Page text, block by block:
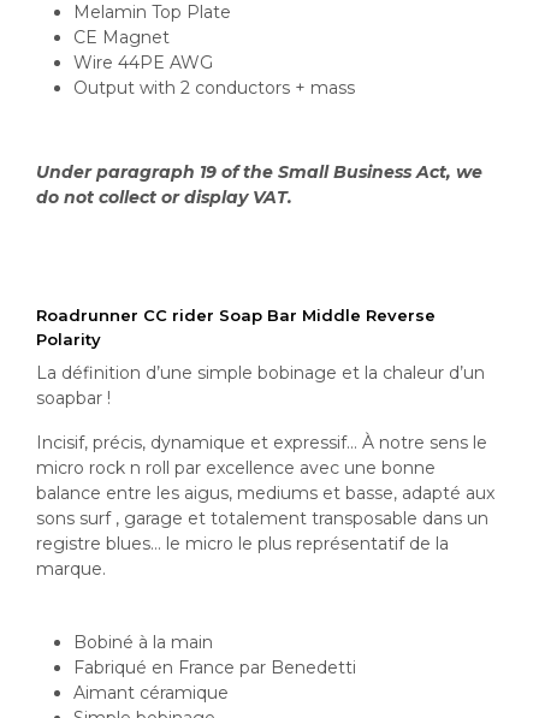
Melamin Top Plate
CE Magnet
Wire 44PE AWG
Output with 2 conductors + mass
Under paragraph 19 of the Small Business Act, we
do not collect or display VAT.
Roadrunner CC rider Soap Bar Middle Reverse
Polarity
La définition d’une simple bobinage et la chaleur d’un
soapbar !
Incisif, précis, dynamique et expressif… À notre sens le
micro rock n roll par excellence avec une bonne
balance entre les aigus, mediums et basse, adapté aux
sons surf , garage et totalement transposable dans un
registre blues… le micro le plus représentatif de la
marque.
Bobiné à la main
Fabriqué en France par Benedetti
Aimant céramique